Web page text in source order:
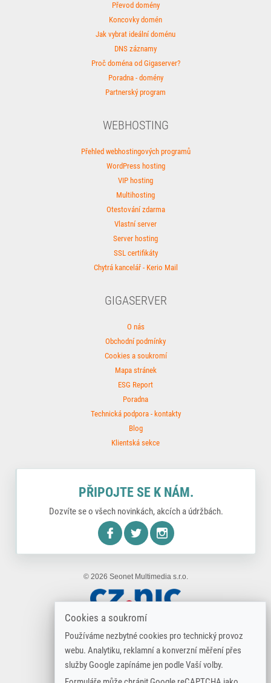
Cookies a soukromí
Používáme nezbytné cookies pro technický provoz
webu. Analytiku, reklamní a konverzní měření přes
služby Google zapínáme jen podle Vaší volby.
Převod domény
Koncovky domén
Jak vybrat ideální doménu
DNS záznamy
Proč doména od Gigaserver?
Poradna - domény
Partnerský program
WEBHOSTING
Přehled webhostingových programů
WordPress hosting
VIP hosting
Multihosting
Otestování zdarma
Vlastní server
Server hosting
SSL certifikáty
Chytrá kancelář - Kerio Mail
GIGASERVER
O nás
Obchodní podmínky
Cookies a soukromí
Mapa stránek
ESG Report
Poradna
Technická podpora - kontakty
Blog
Klientská sekce
PŘIPOJTE SE K NÁM.
Dozvíte se o všech novinkách, akcích a údržbách.
© 2026 Seonet Multimedia s.r.o.